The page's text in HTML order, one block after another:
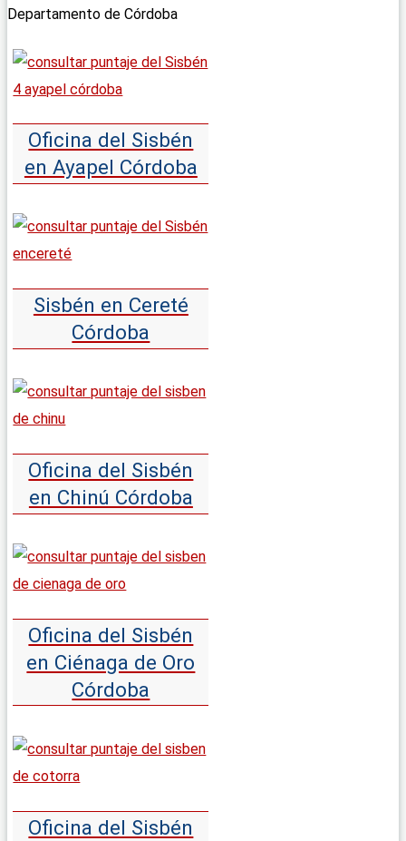
Departamento de Córdoba
Oficina del Sisbén
en Ayapel Córdoba
Sisbén en Cereté
Córdoba
Oficina del Sisbén
en Chinú Córdoba
Oficina del Sisbén
en Ciénaga de Oro
Córdoba
Oficina del Sisbén